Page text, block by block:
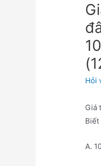
Hỏi
Giá
Biết
A.